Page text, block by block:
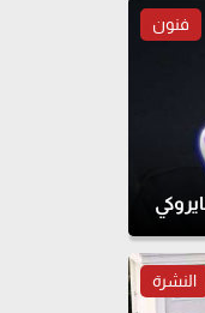
فنون
النشرة